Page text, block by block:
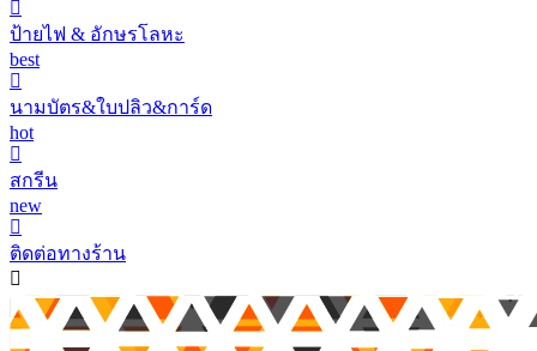
ป้ายไฟ & อักษรโลหะ
best
นามบัตร&ใบปลิว&การ์ด
hot
สกรีน
new
ติดต่อทางร้าน